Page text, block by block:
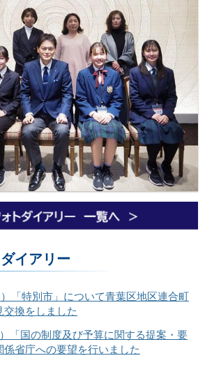
イアリー
「特別市」について青葉区地区連合町
換をしました
「国の制度及び予算に関する提案・要
省庁への要望を行いました